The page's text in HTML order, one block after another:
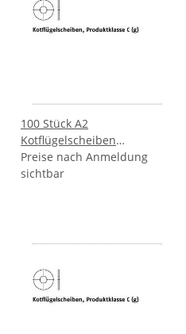
100 Stück A2
Kotflügelscheiben
Produktklasse C (g)
6,4x20x1,5 mm
Preise nach Anmeldung
sichtbar